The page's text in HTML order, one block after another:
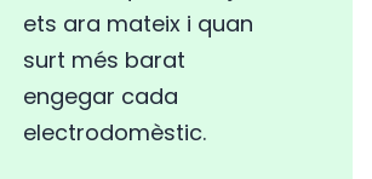
ets ara mateix i quan
surt més barat
engegar cada
electrodomèstic.